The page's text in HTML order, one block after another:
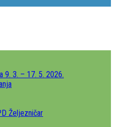
9. 3. – 17. 5. 2026.
Željezničar